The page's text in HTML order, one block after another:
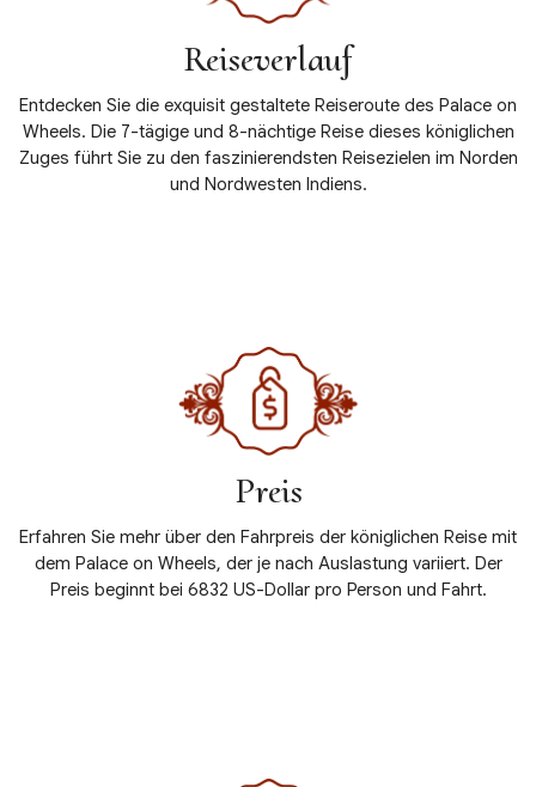
Reiseverlauf
Entdecken Sie die exquisit gestaltete Reiseroute des Palace on
Wheels. Die 7-tägige und 8-nächtige Reise dieses königlichen
Zuges führt Sie zu den faszinierendsten Reisezielen im Norden
und Nordwesten Indiens.
Preis
Erfahren Sie mehr über den Fahrpreis der königlichen Reise mit
dem Palace on Wheels, der je nach Auslastung variiert. Der
Preis beginnt bei 6832 US-Dollar pro Person und Fahrt.